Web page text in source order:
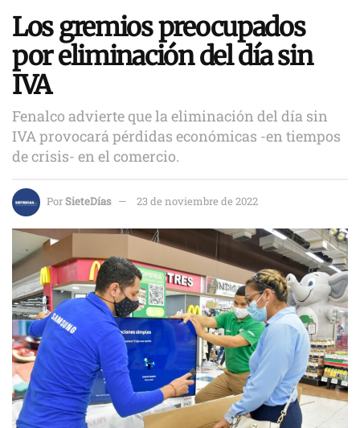
Los gremios preocupados
por eliminación del día sin
IVA
Fenalco advierte que la eliminación del día sin
IVA provocará pérdidas económicas -en tiempos
de crisis- en el comercio.
PorSieteDías 23 de noviembre de 2022